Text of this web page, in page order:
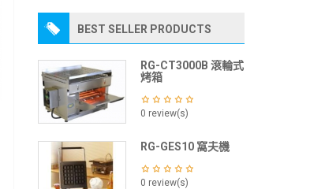
BEST SELLER PRODUCTS
RG-CT3000B 滾輪式
烤箱
0 review(s)
RG-GES10 窩夫機
0 review(s)